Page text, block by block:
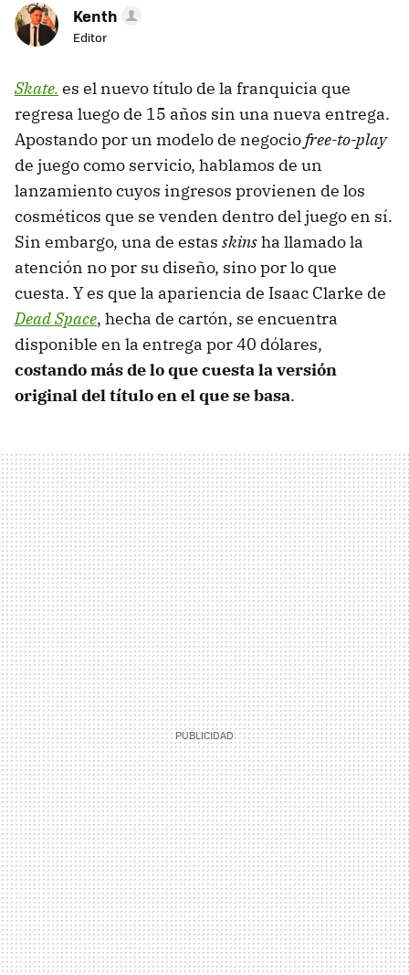
Kenth
Editor
Skate. es el nuevo título de la franquicia que
regresa luego de 15 años sin una nueva entrega.
Apostando por un modelo de negociofree-to-play
de juego como servicio, hablamos de un
lanzamiento cuyos ingresos provienen de los
cosméticos que se venden dentro del juego en sí.
Sin embargo, una de estas skinsha llamado la
atención no por su diseño, sino por lo que
cuesta. Y es que la apariencia de Isaac Clarke de
Dead Space, hecha de cartón, se encuentra
disponible en la entrega por 40 dólares,
costando más de lo que cuestala versión
original del título en el que se basa.